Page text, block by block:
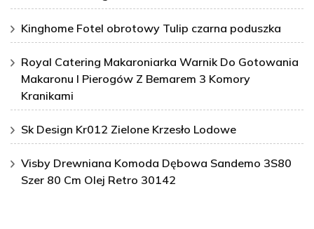
Kinghome Fotel obrotowy Tulip czarna poduszka
Royal Catering Makaroniarka Warnik Do Gotowania
Makaronu I Pierogów Z Bemarem 3 Komory
Kranikami
Sk Design Kr012 Zielone Krzesło Lodowe
Visby Drewniana Komoda Dębowa Sandemo 3S80
Szer 80 Cm Olej Retro 30142